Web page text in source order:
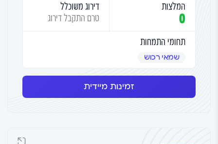
המלצות
0
דירוג משוכלל
טרם התקבל דירוג
תחומי התמחות
שמאי רכוש
זמינות מיידית